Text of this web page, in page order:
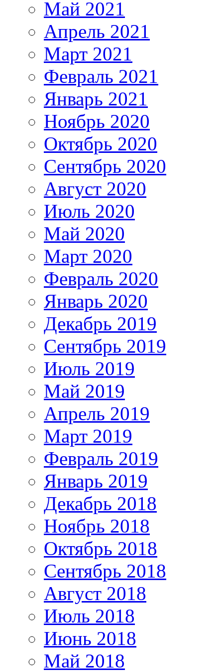
Май 2021
Апрель 2021
Март 2021
Февраль 2021
Январь 2021
Ноябрь 2020
Октябрь 2020
Сентябрь 2020
Август 2020
Июль 2020
Май 2020
Март 2020
Февраль 2020
Январь 2020
Декабрь 2019
Сентябрь 2019
Июль 2019
Май 2019
Апрель 2019
Март 2019
Февраль 2019
Январь 2019
Декабрь 2018
Ноябрь 2018
Октябрь 2018
Сентябрь 2018
Август 2018
Июль 2018
Июнь 2018
Май 2018